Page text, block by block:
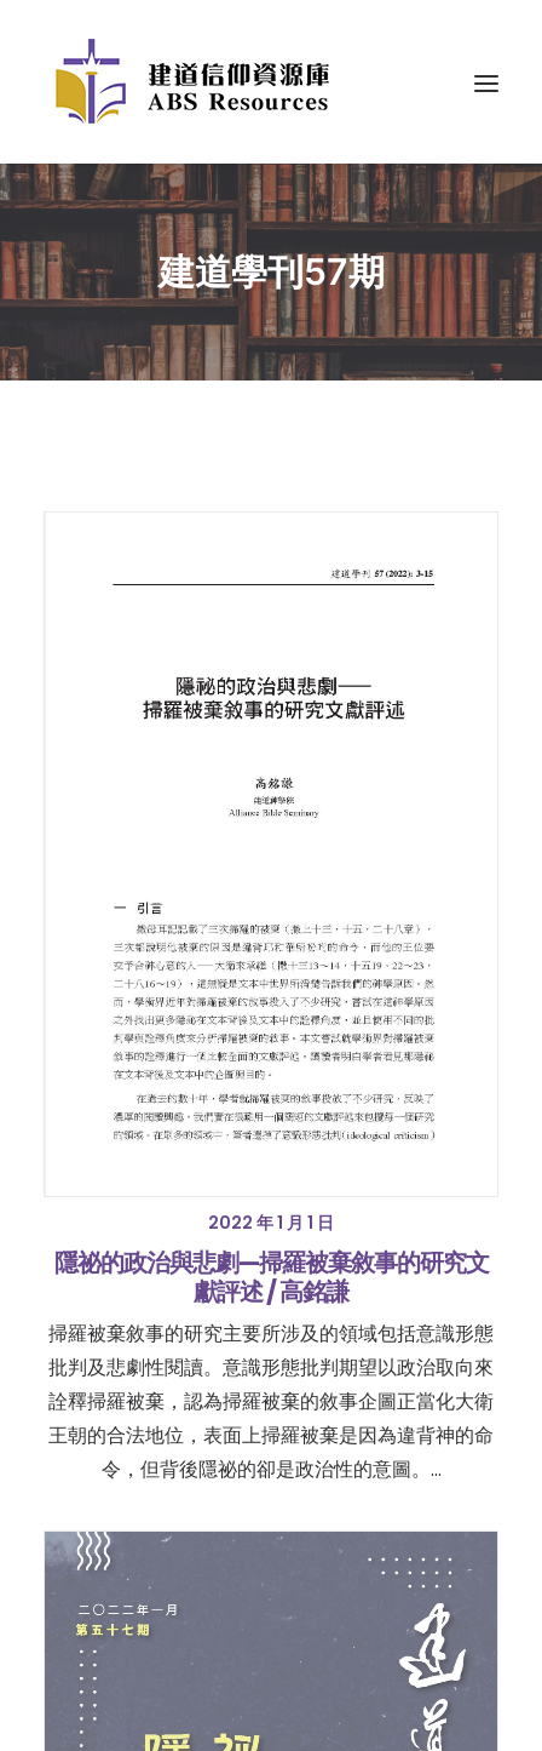
建道學刊57期
2022 年 1 月 1 日
隱祕的政治與悲劇—掃羅被棄敘事的研究文
獻評述 / 高銘謙
掃羅被棄敘事的研究主要所涉及的領域包括意識形態
批判及悲劇性閱讀。意識形態批判期望以政治取向來
詮釋掃羅被棄，認為掃羅被棄的敘事企圖正當化大衛
王朝的合法地位，表面上掃羅被棄是因為違背神的命
令，但背後隱祕的卻是政治性的意圖。…